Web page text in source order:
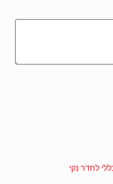
לחדר נקי